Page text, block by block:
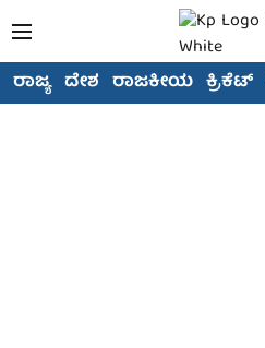
ರಾಜ್ಯ ದೇಶ ರಾಜಕೀಯ ಕ್ರಿಕೆಟ್